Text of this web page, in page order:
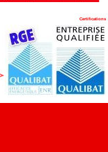
Certifications